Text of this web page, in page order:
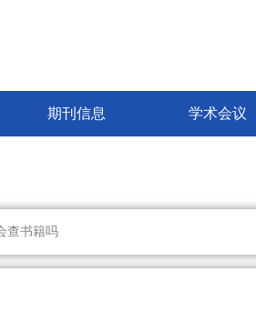
期刊信息 学术会议
查书籍吗